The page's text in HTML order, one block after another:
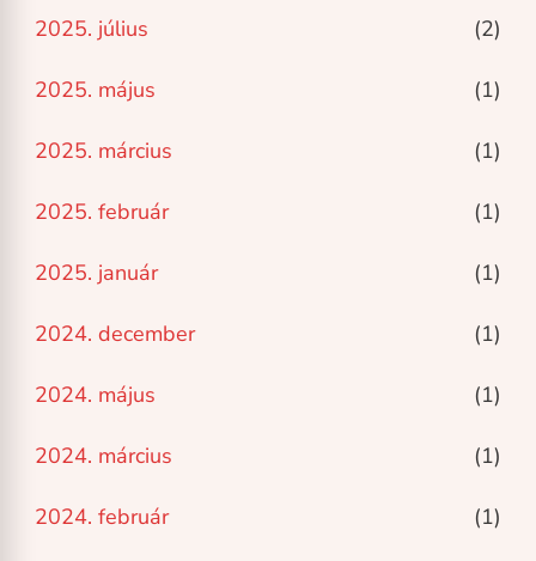
2025. július (2)
2025. május (1)
2025. március (1)
2025. február (1)
2025. január (1)
2024. december (1)
2024. május (1)
2024. március (1)
2024. február (1)